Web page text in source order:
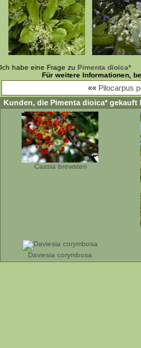
Ich habe eine Frage zu Pimenta dioica*
Für weitere Informationen,
«« Pilocarpus
Kunden, die Pimenta dioica* gekauft
Cassia brewsteri
Daviesia corymbosa